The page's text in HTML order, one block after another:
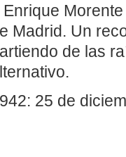
Enrique
Madrid. Un
de las
25 de